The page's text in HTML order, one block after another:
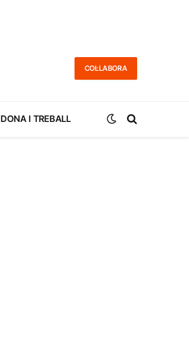
COL·LABORA
DONA I TREBALL